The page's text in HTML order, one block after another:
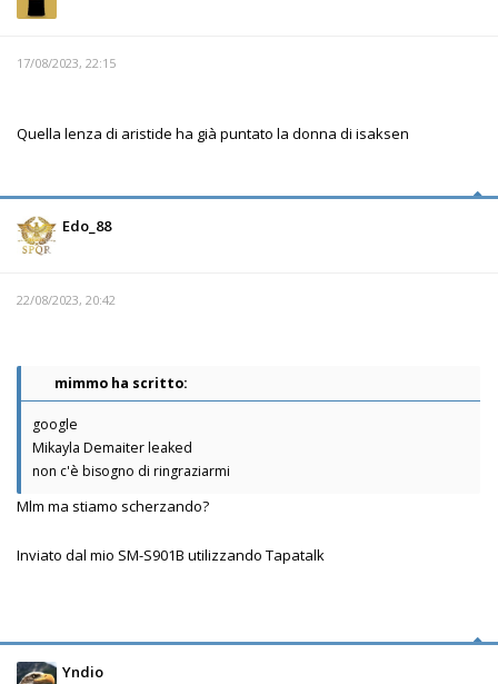
17/08/2023, 22:15
Quella lenza di aristide ha già puntato la donna di isaksen
Edo_88
22/08/2023, 20:42
mimmo ha scritto:
google
Mikayla Demaiter leaked
non c'è bisogno di ringraziarmi
Mlm ma stiamo scherzando?
Inviato dal mio SM-S901B utilizzando Tapatalk
Yndio